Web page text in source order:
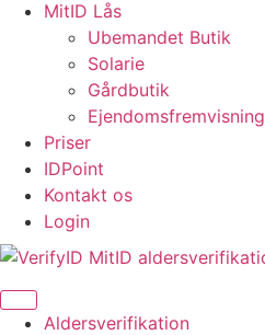
MitID Lås
Ubemandet Butik
Solarie
Gårdbutik
Ejendomsfremvisning
Priser
IDPoint
Kontakt os
Login
Aldersverifikation